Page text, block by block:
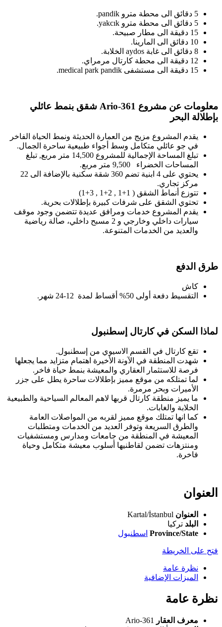
5 دقائق الى محطة مترو pandik.
5 دقائق الى محطة مترو yakcık.
15 دقيقة الى مطار صبيحة.
10 دقائق الى المارينا.
8 دقائق الى غابة aydos الخلابة.
12 دقيقة الى محطة كارتال مرمراي.
15 دقيقة الى مستشفى medical park pandik.
معلومات عن مشروع 361-Ario شقق بنمط عائلي
بإطلالة البحر
يقدم المشروع مزيج من العمارة الحديثة ونمط الحياة الفاخر
في جو عائلي متكامل وسط أجواء طبيعية ساحرة الجمال.
تبلغ المساحة الإجمالية للمشروع 14,500 متر مربع, تبلغ
المساحات الخضراء 9,500 متر مربع.
يحتوي على 4 ابنية تضم 360 شقة سكنية بالإضافة الى 22
مركز تجاري.
تتوزع أنماط الشقق ( 1+1 , 2+1 , 3+1)
تحتوي الشقق على شرفات كبيرة بإطلالات بحرية.
يقدم المشروع خدمات ومرافق عديدة تتضمن وجود موقف
سيارات داخلي وخارجي و 2 مسبح داخلي، صالة رياضية
والعديد من الخدمات المتنوعة.
طرق الدفع
كاش
التقسيط دفعة أولى 50% أقساط لمدة 12-24 شهر.
لماذا السكن في كارتال إسطنبول
تقع كارتال في القسم الاسيوي من إسطنبول.
شهدت المنطقة في الآونة الأخيرة اهتمام متزايد مما يجعلها
فرصة للاستثمار العقاري والمعيشة بنمط حياة فاخر.
لما تمتلكه من موقع مميز بإطلالات ساحرة يطل على جزر
الأميرات وبحر مرمرة.
ما يميز منطقة كارتال قربها لاهم المعالم السياحية والطبيعية
الخلابة والغابات.
كما انها تمتلك موقع مميز لقربه من المواصلات العامة
والطرق السريعة وتوفر العديد من الخدمات ومتطلبات
المعيشة في المنطقة من جامعات ومدارس ومستشفيات
ومنتزهات تضمن لقاطنيها أسلوب معيشة متكامل وحياة
فاخرة.
العنوان
العنوان Kartal/İstanbul
البلد تركيا
Province/State اسطنبول
فتح على الخريطة
نظرة عامة
الميزات الإضافية
نظرة عامة
معرف العقار
361-Ario